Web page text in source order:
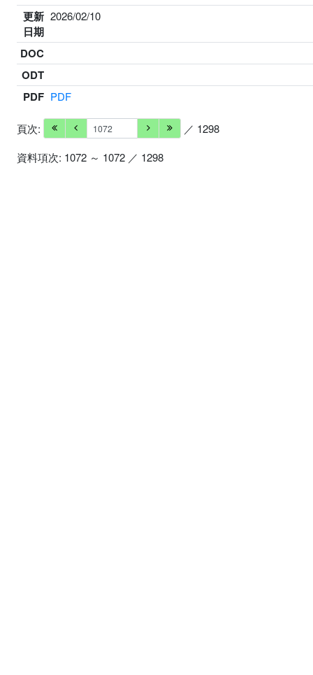
更新
日期
2026/02/10
DOC
ODT
PDF PDF
頁次:
／ 1298
資料項次: 1072 ～ 1072 ／ 1298